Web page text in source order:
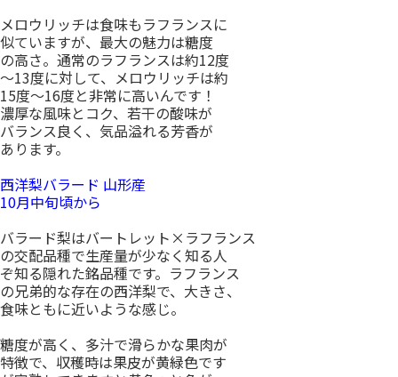
メロウリッチは食味もラフランスに
似ていますが、最大の魅力は糖度
の高さ。通常のラフランスは約12度
〜13度に対して、メロウリッチは約
15度〜16度と非常に高いんです！
濃厚な風味とコク、若干の酸味が
バランス良く、気品溢れる芳香が
あります。
西洋梨バラード 山形産
10月中旬頃から
バラード梨はバートレット×ラフランス
の交配品種で生産量が少なく知る人
ぞ知る隠れた銘品種です。ラフランス
の兄弟的な存在の西洋梨で、大きさ、
食味ともに近いような感じ。
糖度が高く、多汁で滑らかな果肉が
特徴で、収穫時は果皮が黄緑色です